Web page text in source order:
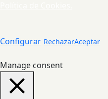
Configurar RechazarAceptar
Manage consent